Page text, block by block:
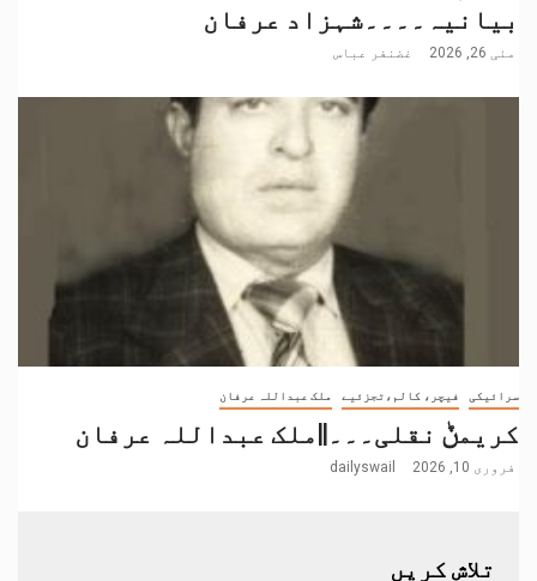
بیانیہ۔۔۔۔شہزاد عرفان
مئی 26, 2026 غضنفر عباس
سرائیکی فیچر، کالم،تجزئیے ملک عبداللہ عرفان
کریمݨ نقلی۔۔۔||ملک عبداللہ عرفان
فروری 10, 2026 dailyswail
تلاش کریں